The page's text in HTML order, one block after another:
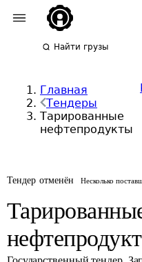
Найти грузы
Главная
Тендеры
Тарированные
нефтепродукты
Тендер отменён Несколько